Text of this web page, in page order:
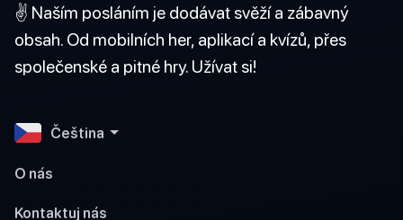
✌️ Naším posláním je dodávat svěží a zábavný
obsah. Od mobilních her, aplikací a kvízů, přes
společenské a pitné hry. Užívat si!
Čeština
O nás
Kontaktuj nás